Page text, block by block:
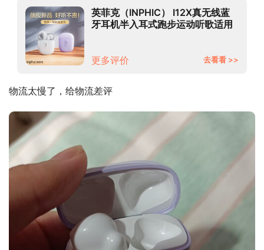
英菲克（INPHIC） I12X真无线蓝
牙耳机半入耳式跑步运动听歌适用
更多评价
去看看 >>
物流太慢了，给物流差评